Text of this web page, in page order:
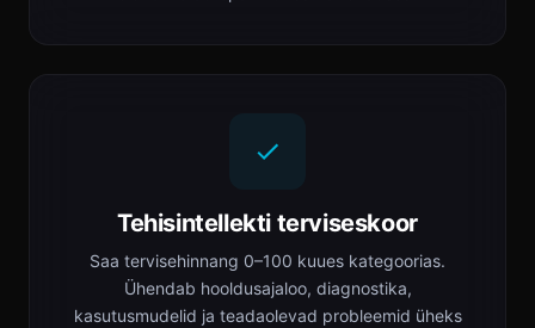
Tehisintellekti terviseskoor
Saa tervisehinnang 0–100 kuues kategoorias.
Ühendab hooldusajaloo, diagnostika,
kasutusmudelid ja teadaolevad probleemid üheks